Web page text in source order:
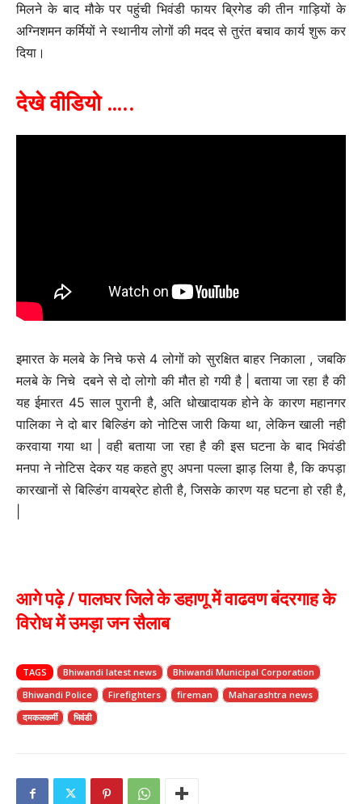
मिलने के बाद मौके पर पहुंची भिवंडी फायर ब्रिगेड की तीन गाड़ियों के
अग्निशमन कर्मियों ने स्थानीय लोगों की मदद से तुरंत बचाव कार्य शुरू कर
दिया।
देखे वीडियो …..
इमारत के मलबे के निचे फसे 4 लोगों को सुरक्षित बाहर निकाला , जबकि
मलबे के निचे दबने से दो लोगो की मौत हो गयी है | बताया जा रहा है की
यह ईमारत 45 साल पुरानी है, अति धोखादायक होने के कारण महानगर
पालिका ने दो बार बिल्डिंग को नोटिस जारी किया था, लेकिन खाली नही
करवाया गया था | वही बताया जा रहा है की इस घटना के बाद भिवंडी
मनपा ने नोटिस देकर यह कहते हुए अपना पल्ला झाड़ लिया है, कि कपड़ा
कारखानों से बिल्डिंग वायब्रेट होती है, जिसके कारण यह घटना हो रही है,
आगे पढ़े / पालघर जिले के डहाणू में वाढवण बंदरगाह के
विरोध में उमड़ा जन सैलाब
TAGS Bhiwandi latest news
Bhiwandi Municipal Corporation
Bhiwandi Police
Firefighters fireman
Maharashtra news
दमकलकर्मी
भिवंडी